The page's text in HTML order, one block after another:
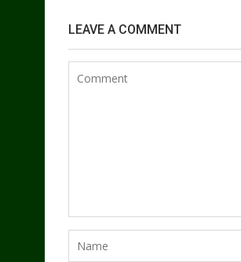
LEAVE A COMMENT